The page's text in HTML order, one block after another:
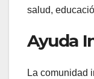
salud,
Ayuda
La comunidad